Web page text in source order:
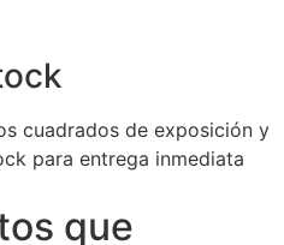
cuadrados de exposición y
para entrega inmediata
que